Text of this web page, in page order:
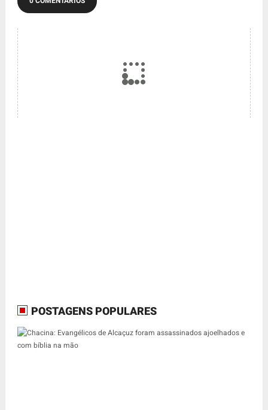
POSTAGENS POPULARES